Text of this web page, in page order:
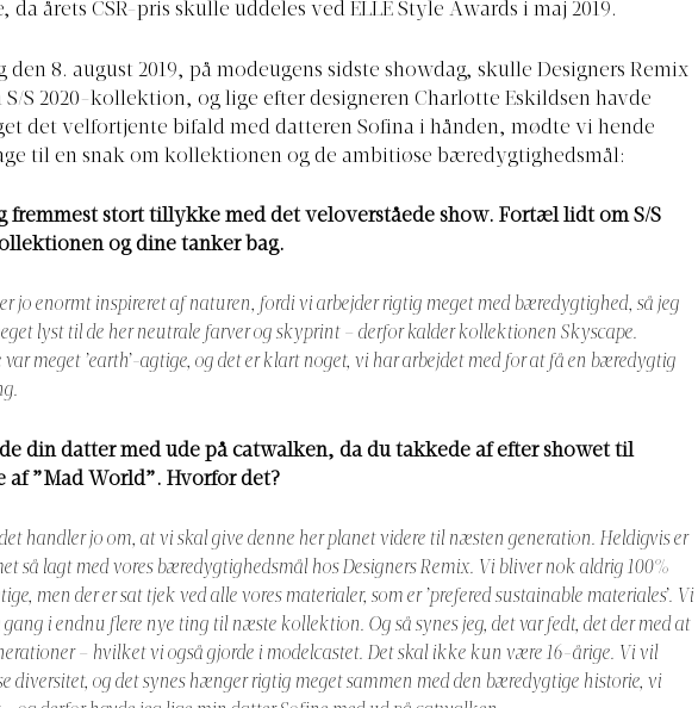
da årets CSR-pris skulle uddeles ved ELLE Style Awards i maj 2019.
den 8. august 2019, på modeugens sidste showdag, skulle Designers Remix
S/S 2020-kollektion, og lige efter designeren Charlotte Eskildsen havde
det velfortjente bifald med datteren Sofina i hånden, mødte vi hende
til en snak om kollektionen og de ambitiøse bæredygtighedsmål:
fremmest stort tillykke med det veloverståede show. Fortæl lidt om S/S
og dine tanker bag.
er jo enormt inspireret af naturen, fordi vi arbejder rigtig meget med bæredygtighed, så jeg
lyst til de her neutrale farver og skyprint – derfor kalder kollektionen Skyscape.
var meget ’earth’-agtige, og det er klart noget, vi har arbejdet med for at få en bæredygtig
din datter med ude på catwalken, da du takkede af efter showet til
af ”Mad World”. Hvorfor det?
det handler jo om, at vi skal give denne her planet videre til næsten generation. Heldigvis er
så lagt med vores bæredygtighedsmål hos Designers Remix. Vi bliver nok aldrig 100%
men der er sat tjek ved alle vores materialer, som er ’prefered sustainable materiales’. Vi
gang i endnu flere nye ting til næste kollektion. Og så synes jeg, det var fedt, det der med at
– hvilket vi også gjorde i modelcastet. Det skal ikke kun være 16-årige. Vi vil
diversitet, og det synes hænger rigtig meget sammen med den bæredygtige historie, vi